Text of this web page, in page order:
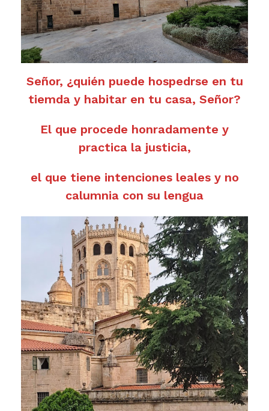
Señor, ¿quién puede hospedrse en tu
tiemda y habitar en tu casa, Señor?
El que procede honradamente y
practica la justicia,
el que tiene intenciones leales y no
calumnia con su lengua